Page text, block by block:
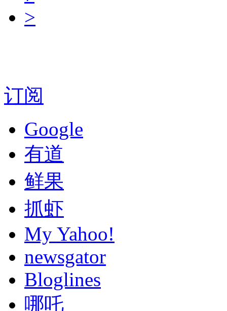
>
订阅
Google
有道
鲜果
抓虾
My Yahoo!
newsgator
Bloglines
哪吒